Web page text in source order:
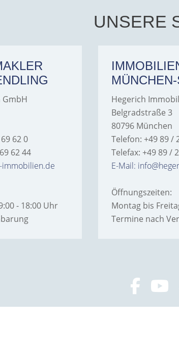
UNSERE
62 0
62 44
immobilien.de
- 18:00 Uhr
Hegerich
Belgradstraße 3
80796 München
Telefon: +49 89 /
Telefax: +49 89 /
E-Mail:
Öffnungszeiten:
Montag bis
Termine nach